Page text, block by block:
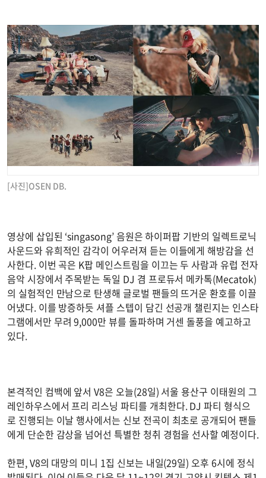
[사진]OSEN DB.
영상에 삽입된 ‘singasong’ 음원은 하이퍼팝 기반의 일렉트로닉
사운드와 유희적인 감각이 어우러져 듣는 이들에게 해방감을 선
사한다. 이번 곡은 K팝 메인스트림을 이끄는 두 사람과 유럽 전자
음악 시장에서 주목받는 독일 DJ 겸 프로듀서 메카톡(Mecatok)
의 실험적인 만남으로 탄생해 글로벌 팬들의 뜨거운 환호를 이끌
어냈다. 이를 방증하듯 셔플 스텝이 담긴 선공개 챌린지는 인스타
그램에서만 무려 9,000만 뷰를 돌파하며 거센 돌풍을 예고하고
있다.
본격적인 컴백에 앞서 V8은 오늘(28일) 서울 용산구 이태원의 그
레인하우스에서 프리 리스닝 파티를 개최한다. DJ 파티 형식으
로 진행되는 이날 행사에서는 신보 전곡이 최초로 공개되어 팬들
에게 단순한 감상을 넘어선 특별한 청취 경험을 선사할 예정이다.
한편, V8의 대망의 미니 1집 신보는 내일(29일) 오후 6시에 정식